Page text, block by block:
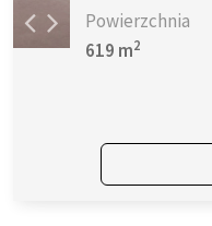
Powierzchnia
619 m2